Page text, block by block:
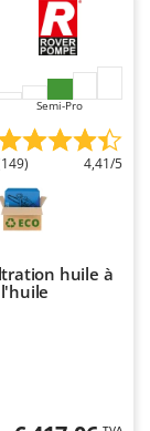
Semi-Pro
4,41/5
huile à